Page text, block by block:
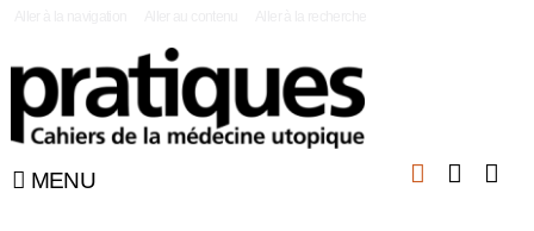
MENU